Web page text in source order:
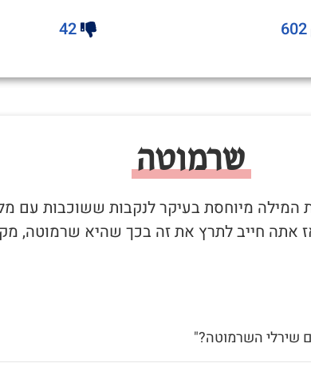
602
42
שרמוטה
המילה מיוחסת בעיקר לנקבות ששוכבות עם
אתה חייב לתרץ את זה בכך שהיא שרמוטה,
שירלי השרמוטה?"